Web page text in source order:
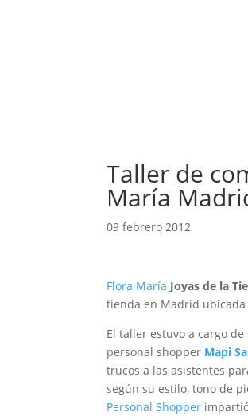
Taller de
María
09 febrero 2012
Flora María Joyas de la
tienda en Madrid
El taller estuvo a cargo
personal shopper Mapi
trucos a las asistentes
según su estilo, tono de
Personal Shopper